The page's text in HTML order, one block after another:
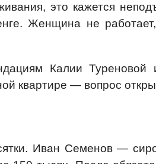
это кажется
Женщина не
Калии
квартире — вопрос
Иван Семенов —